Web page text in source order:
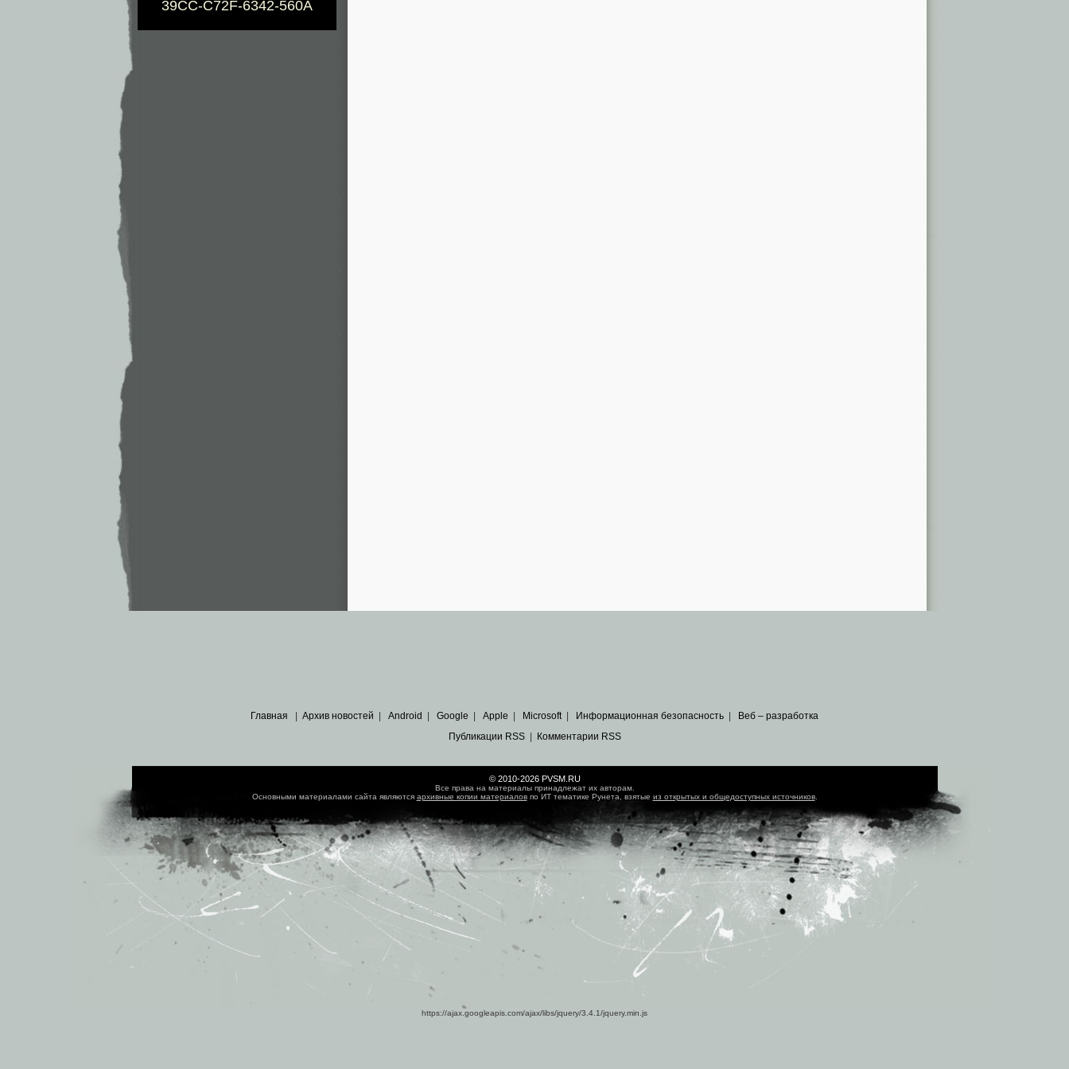
39CC-C72F-6342-560A
Главная Архив новостей Android Google Apple Microsoft| Информационная безопасность
Веб – разработка
Публикации RSS| Комментарии RSS
© 2010-2026 PVSM.RU
Все права на материалы принадлежат их авторам.
Основными материалами сайта являются архивные копии материаловпо ИТ тематике Рунета, взятые из открытых и общедоступных источников.
https://ajax.googleapis.com/ajax/libs/jquery/3.4.1/jquery.min.js